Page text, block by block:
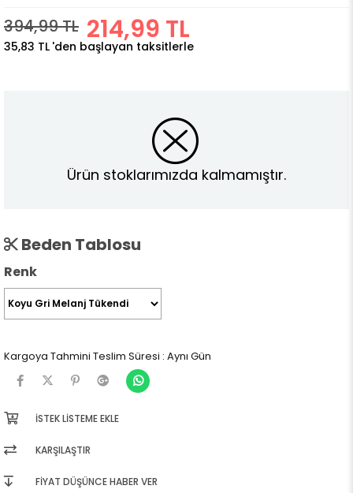
394,99 TL 214,99 TL
35,83 TL 'den başlayan taksitlerle
Ürün stoklarımızda kalmamıştır.
Beden Tablosu
Renk
Kargoya Tahmini Teslim Süresi : Aynı Gün
İSTEK LISTEME EKLE
KARŞILAŞTIR
FIYAT DÜŞÜNCE HABER VER